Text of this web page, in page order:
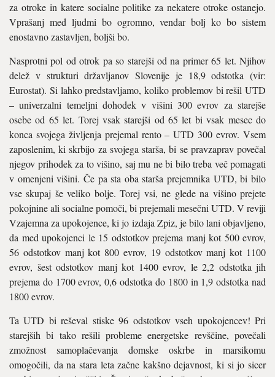
za otroke in katere socialne politike za nekatere otroke ostanejo.
Vprašanj med ljudmi bo ogromno, vendar bolj ko bo sistem
enostavno zastavljen, boljši bo.
Nasprotni pol od otrok pa so starejši od na primer 65 let. Njihov
delež v strukturi državljanov Slovenije je 18,9 odstotka (vir:
Eurostat). Si lahko predstavljamo, koliko problemov bi rešil UTD
– univerzalni temeljni dohodek v višini 300 evrov za starejše
osebe od 65 let. Torej vsak starejši od 65 let bi vsak mesec do
konca svojega življenja prejemal rento – UTD 300 evrov. Vsem
zaposlenim, ki skrbijo za svojega starša, bi se pravzaprav povečal
njegov prihodek za to višino, saj mu ne bi bilo treba več pomagati
v omenjeni višini. Če pa sta oba starša prejemnika UTD, bi bilo
vse skupaj še veliko bolje. Torej vsi, ne glede na višino prejete
pokojnine ali socialne pomoči, bi prejemali mesečni UTD. V reviji
Vzajemna za upokojence, ki jo izdaja Zpiz, je bilo lani objavljeno,
da med upokojenci le 15 odstotkov prejema manj kot 500 evrov,
56 odstotkov manj kot 800 evrov, 19 odstotkov manj kot 1100
evrov, šest odstotkov manj kot 1400 evrov, le 2,2 odstotka jih
prejema do 1700 evrov, 0,6 odstotka do 1800 in 1,9 odstotka nad
1800 evrov.
Ta UTD bi reševal stiske 96 odstotkov vseh upokojencev! Pri
starejših bi tako rešili probleme energetske revščine, povečali
zmožnost samoplačevanja domske oskrbe in marsikomu
omogočili, da na stara leta začne kakšno dejavnost, ki si jo sicer